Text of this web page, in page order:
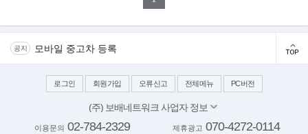
공지 모바일 중고차 등록
로그인 회원가입 오류신고 전체메뉴 PC버전
(주) 보배네트워크 사업자 정보
대표이사: 김보배
이용문의 02-784-2329 제휴광고 070-4272-0114